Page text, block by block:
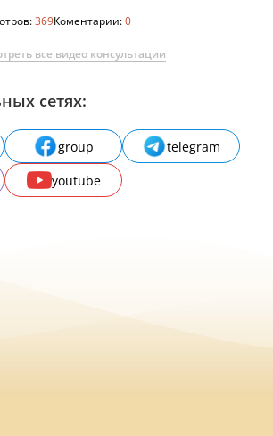
369Коментарии:0
все видео консультации
сетях:
group
telegram
youtube